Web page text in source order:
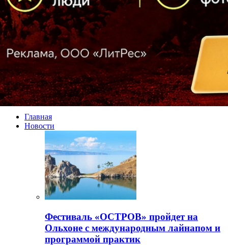
Главная
Новости
Фестиваль «ОСТРОВ» пройдет на
Ольхоне с международным лайнапом и
программой практик